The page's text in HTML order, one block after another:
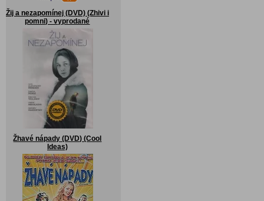
Žij a nezapomínej (DVD) (Zhivi i
pomni) - vyprodané
Žhavé nápady (DVD) (Cool
Ideas)